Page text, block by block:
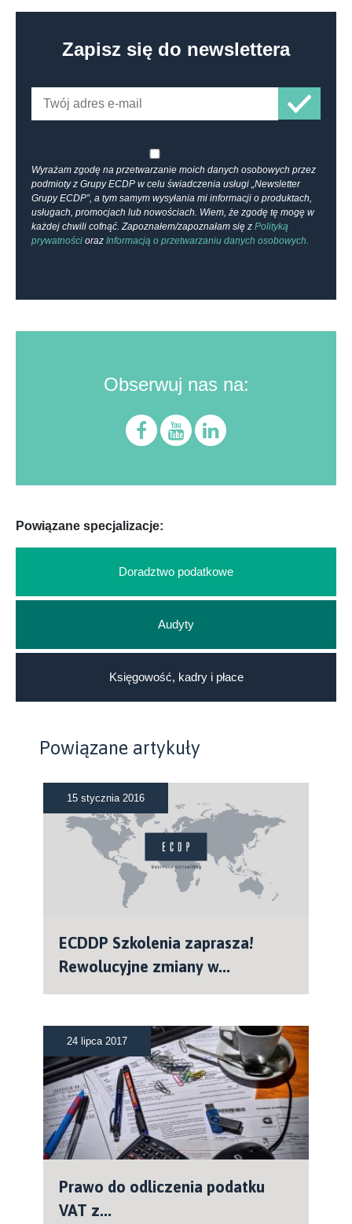
Zapisz się do newslettera
Wyrażam zgodę na przetwarzanie moich danych osobowych przez
podmioty z Grupy ECDP w celu świadczenia usługi „Newsletter
Grupy ECDP”, a tym samym wysyłania mi informacji o produktach,
usługach, promocjach lub nowościach. Wiem, że zgodę tę mogę w
każdej chwili cofnąć. Zapoznałem/zapoznałam się z Polityką
prywatności oraz Informacją o przetwarzaniu danych osobowych.
Obserwuj nas na:
Powiązane specjalizacje:
Doradztwo podatkowe
Audyty
Księgowość, kadry i płace
Powiązane artykuły
15 stycznia 2016
ECDDP Szkolenia zaprasza!
Rewolucyjne zmiany w...
24 lipca 2017
Prawo do odliczenia podatku
VAT z...